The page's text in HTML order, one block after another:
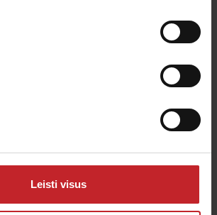
Leisti visus
Cultus 300-400, Cultus HD